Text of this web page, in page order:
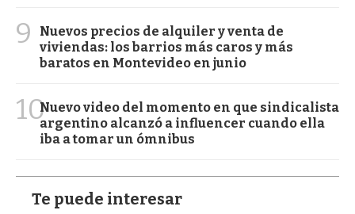
9
Nuevos precios de alquiler y venta de
viviendas: los barrios más caros y más
baratos en Montevideo en junio
10Nuevo video del momento en que sindicalista
argentino alcanzó a influencer cuando ella
iba a tomar un ómnibus
Te puede interesar